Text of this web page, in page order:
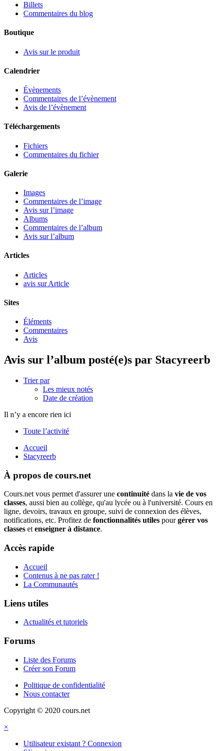
Billets
Commentaires du blog
Boutique
Avis sur le produit
Calendrier
Évènements
Commentaires de l’évènement
Avis de l’évènement
Téléchargements
Fichiers
Commentaires du fichier
Galerie
Images
Commentaires de l’image
Avis sur l’image
Albums
Commentaires de l’album
Avis sur l’album
Articles
Articles
avis sur Article
Sites
Éléments
Commentaires
Avis
Avis sur l’album posté(e)s par Stacyreerb
Trier par
Les mieux notés
Date de création
Il n’y a encore rien ici
Toute l’activité
Accueil
Stacyreerb
À propos de cours.net
Cours.net vous permet d'assurer une continuité dans la vie de vos
classes, aussi bien au collège, qu'au lycée ou à l'université. Cours en
ligne, devoirs, travaux en groupe, suivi de connexion des élèves,
notifications, etc. Profitez de fonctionnalités utiles pourgérer vos
classes etenseigner à distance.
Accès rapide
Accueil
Contenus à ne pas rater !
La Communautés
Liens utiles
Actualités et tutoriels
Forums
Liste des Forums
Créer son Forum
Politique de confidentialité
Nous contacter
Copyright © 2020 cours.net
×
Utilisateur existant ? Connexion